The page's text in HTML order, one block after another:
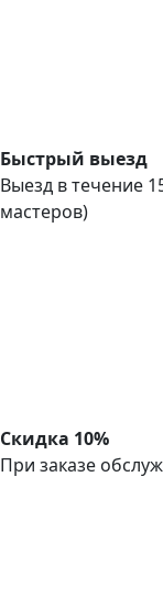
Быстрый выезд
Выезд в течение
мастеров)
Скидка 10%
При заказе